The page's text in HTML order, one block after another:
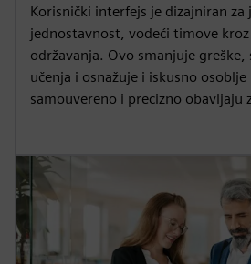
Korisnički interfejs je dizajniran za
jednostavnost, vodeći timove
održavanja. Ovo smanjuje greške,
učenja i osnažuje i iskusno
samouvereno i precizno obavljaju